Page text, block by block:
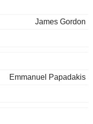
James Gordon
Emmanuel Papadakis